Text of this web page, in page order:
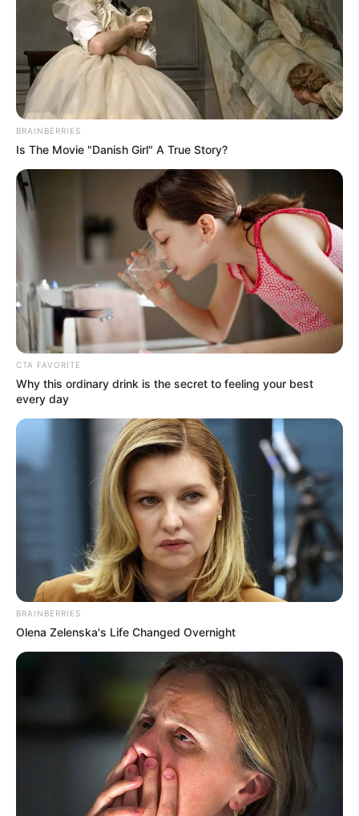
Serem! 9 Chat Ojek Online &
Pelanggan Ini Bikin Auto
Merinding
BRAINBERRIES
Is The Movie "Danish Girl" A True Story?
CTA FAVORITE
Why this ordinary drink is the secret to feeling your best
every day
BRAINBERRIES
Olena Zelenska's Life Changed Overnight